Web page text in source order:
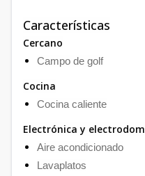
Características
Cercano
Campo de golf
Cocina
Cocina caliente
Electrónica y
Aire acondicionado
Lavaplatos